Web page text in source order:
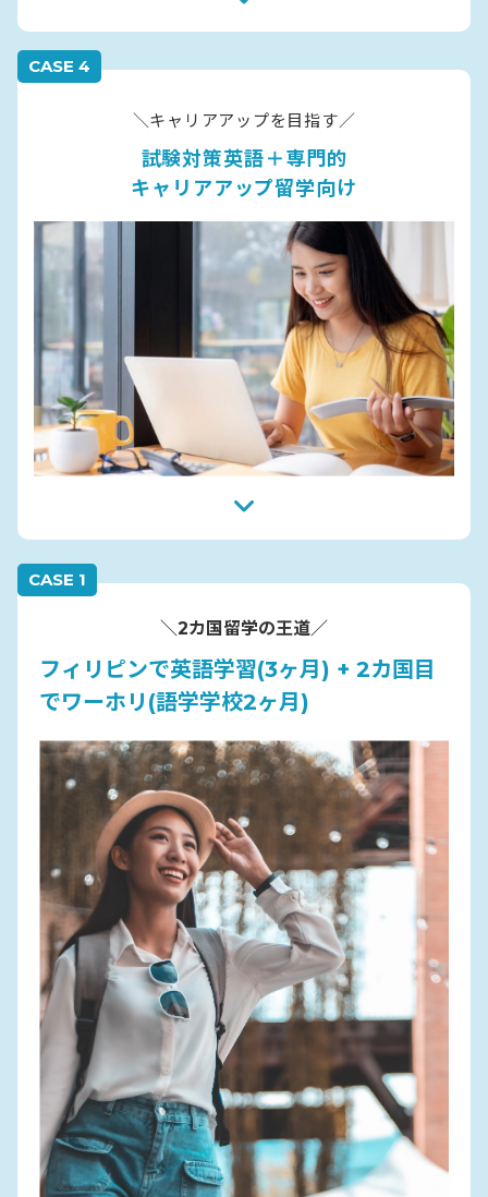
CASE 4
＼キャリアアップを目指す／
試験対策英語＋専門的
キャリアアップ留学向け
CASE 1
＼2カ国 留学の王道／
フィリピンで英語学習(3ヶ月) + 2カ国目
でワーホリ(語学学校2ヶ月)